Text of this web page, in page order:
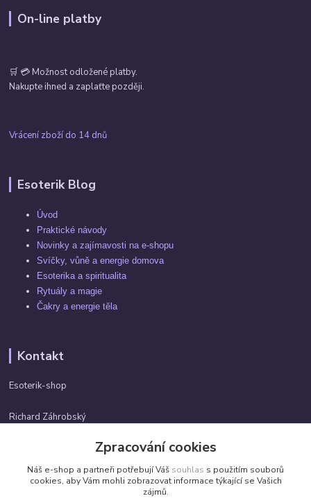
On-line platby
🛒 💳 Možnost odložené platby.
Nakupte ihned a zaplaťte později.
Vrácení zboží do 14 dnů
Esoterik Blog
Úvod
Praktické návody
Novinky a zajímavosti na e-shopu
Svíčky, vůně a energie domova
Esoterika a spiritualita
Rytuály a magie
Čakry a energie těla
Kontakt
Esoterik-shop
Richard Záhrobský
info@esoterik-shop.cz
Zpracování cookies
Náš e-shop a partneři potřebují Váš souhlas s použitím souborů
cookies, aby Vám mohli zobrazovat informace týkající se Vašich
zájmů.